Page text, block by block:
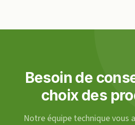
Besoin de
choix des
Notre équipe technique vous